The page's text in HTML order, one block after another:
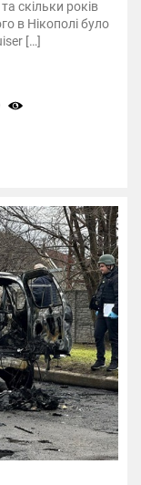
скільки років
в Нікополі було
[…]